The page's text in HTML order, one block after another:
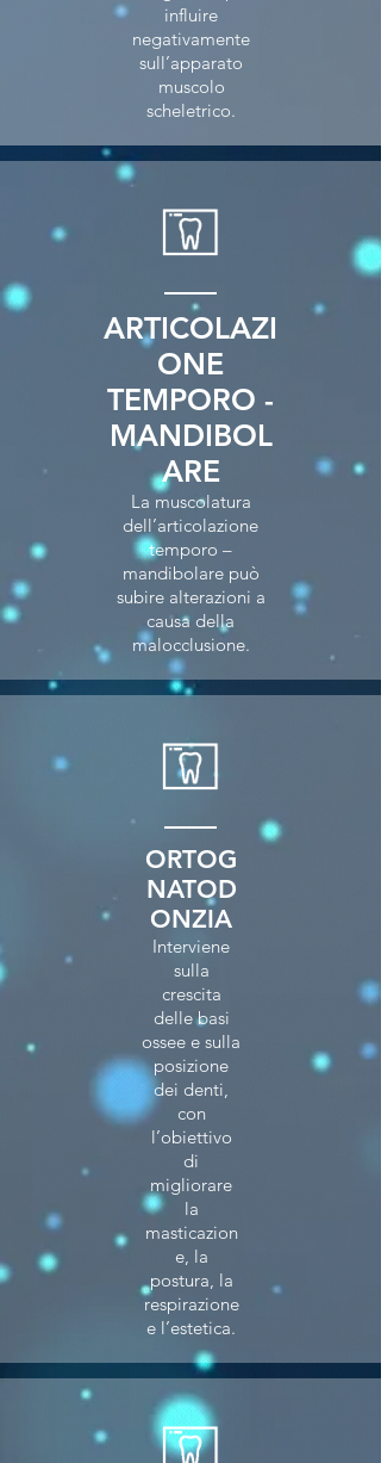
influire
negativamente
sull’apparato
muscolo
scheletrico.
ARTICOLAZI
ONE
TEMPORO -
MANDIBOL
ARE
La muscolatura
dell’articolazione
temporo –
mandibolare può
subire alterazioni a
causa della
malocclusione.
ORTOG
NATOD
ONZIA
Interviene
sulla
crescita
delle basi
ossee e sulla
posizione
dei denti,
con
l’obiettivo
di
migliorare
la
masticazion
e, la
postura, la
respirazione
e l’estetica.